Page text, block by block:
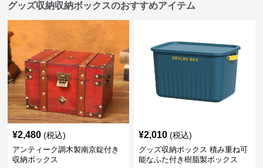
グッズ収納収納ボックスのおすすめアイテム
¥2,480 (税込)
アンティーク調木製南京錠付き
収納ボックス
¥2,010 (税込)
グッズ収納ボックス 積み重ね可
能なふた付き樹脂製ボックス